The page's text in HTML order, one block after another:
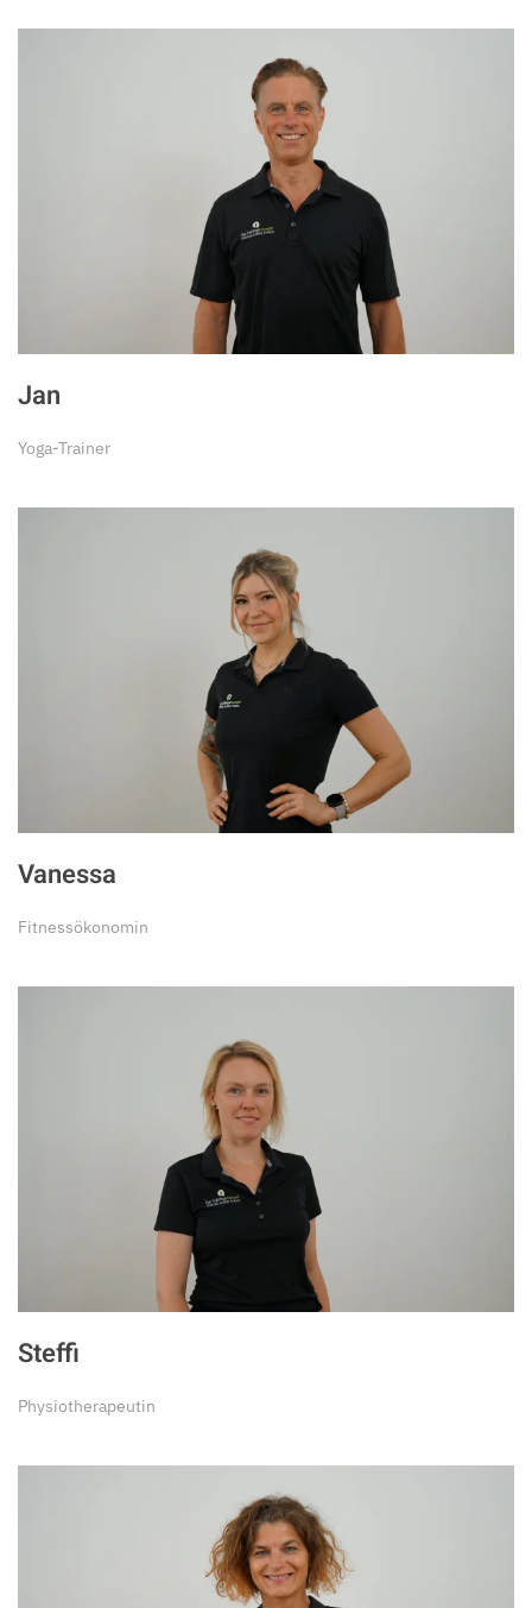
Jan
Yoga-Trainer
Vanessa
Fitnessökonomin
Steffi
Physiotherapeutin